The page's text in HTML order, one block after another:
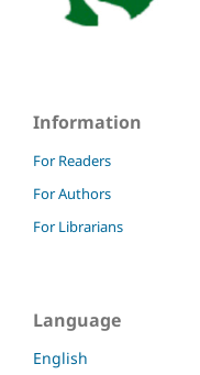
Information
For Readers
For Authors
For Librarians
Language
English